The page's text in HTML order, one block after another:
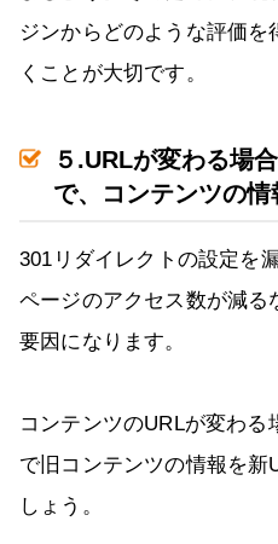
ジンからどのような評価
くことが大切です。
５.URLが変わる場
で、コンテンツの
301リダイレクトの設定を
ページのアクセス数が減
要因になります。
コンテンツのURLが変わる
で旧コンテンツの情報を新
しょう。